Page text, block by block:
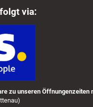
via:
zu unseren Öffnungenzeiten